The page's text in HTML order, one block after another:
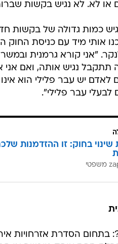
כמות גדולה של בקשות
אותי מיד עם כניסת החוק
"אני קורא גרמנית
נגיש אותה, ואם אני
יש עבר פלילי הוא
עבר פלילי".
שינוי בחוק: זו ההזדמנות
בתחום הסדרת אזרחויות